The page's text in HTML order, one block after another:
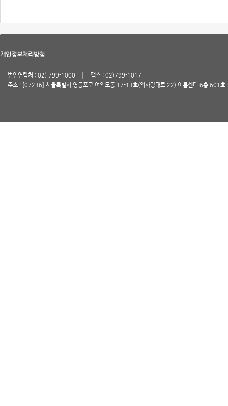
개인정보처리방침
법인연락처 : 02) 799-1000
팩스 : 02)799-1017
주소 : [07236] 서울특별시 영등포구 여의도동 17-13호(의사당대로 22) 이룸센터 6층 601호